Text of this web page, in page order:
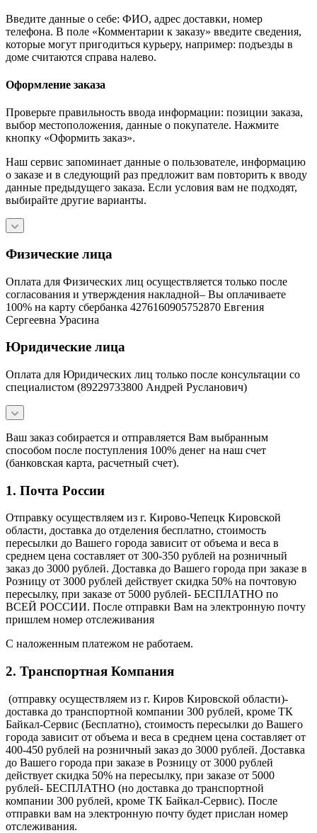
Введите данные о себе: ФИО, адрес доставки, номер
телефона. В поле «Комментарии к заказу» введите сведения,
которые могут пригодиться курьеру, например: подъезды в
доме считаются справа налево.
Оформление заказа
Проверьте правильность ввода информации: позиции заказа,
выбор местоположения, данные о покупателе. Нажмите
кнопку «Оформить заказ».
Наш сервис запоминает данные о пользователе, информацию
о заказе и в следующий раз предложит вам повторить к вводу
данные предыдущего заказа. Если условия вам не подходят,
выбирайте другие варианты.
Физические лица
Оплата для Физических лиц осуществляется только после
согласования и утверждения накладной– Вы оплачиваете
100% на карту сбербанка 4276160905752870 Евгения
Сергеевна Урасина
Юридические лица
Оплата для Юридических лиц только после консультации со
специалистом (89229733800 Андрей Русланович)
Ваш заказ собирается и отправляется Вам выбранным
способом после поступления 100% денег на наш счет
(банковская карта, расчетный счет).
1. Почта России
Отправку осуществляем из г. Кирово-Чепецк Кировской
области, доставка до отделения бесплатно, стоимость
пересылки до Вашего города зависит от объема и веса в
среднем цена составляет от 300-350 рублей на розничный
заказ до 3000 рублей. Доставка до Вашего города при заказе в
Розницу от 3000 рублей действует скидка 50% на почтовую
пересылку, при заказе от 5000 рублей- БЕСПЛАТНО по
ВСЕЙ РОССИИ. После отправки Вам на электронную почту
пришлем номер отслеживания
С наложенным платежом не работаем.
2. Транспортная Компания
(отправку осуществляем из г. Киров Кировской области)-
доставка до транспортной компании 300 рублей, кроме ТК
Байкал-Сервис (Бесплатно), стоимость пересылки до Вашего
города зависит от объема и веса в среднем цена составляет от
400-450 рублей на розничный заказ до 3000 рублей. Доставка
до Вашего города при заказе в Розницу от 3000 рублей
действует скидка 50% на пересылку, при заказе от 5000
рублей- БЕСПЛАТНО (но доставка до транспортной
компании 300 рублей, кроме ТК Байкал-Сервис). После
отправки вам на электронную почту будет прислан номер
отслеживания.